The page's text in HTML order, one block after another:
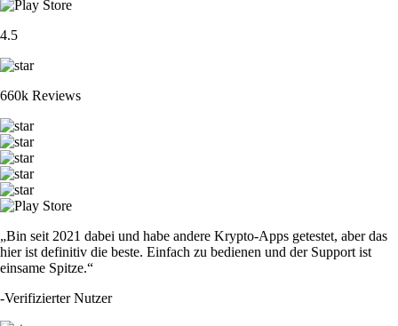
4.5
660k Reviews
„Bin seit 2021 dabei und habe andere Krypto-Apps getestet, aber das
hier ist definitiv die beste. Einfach zu bedienen und der Support ist
einsame Spitze.“
-Verifizierter Nutzer